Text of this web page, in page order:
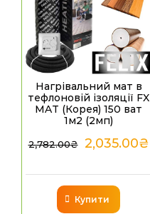
Нагрівальний мат в
тефлоновій ізоляції FX
MAT (Корея) 150 ват
1м2 (2мп)
2,782.00₴ 2,035.00₴
Купити